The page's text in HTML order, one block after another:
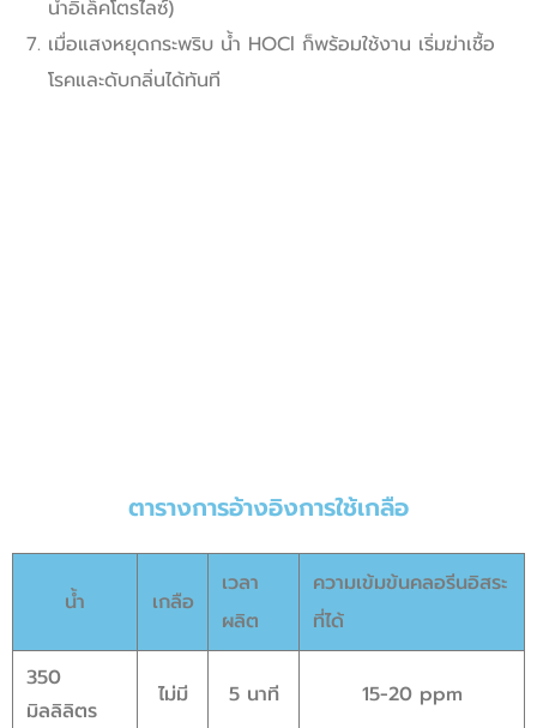
น้ำอิเล็คโตรไลซ์)
เมื่อแสงหยุดกระพริบ น้ำ HOCl ก็พร้อมใช้งาน เริ่มฆ่าเชื้อ
โรคและดับกลิ่นได้ทันที
ตารางการอ้างอิงการใช้เกลือ
น้ำ เกลือ
เวลา
ผลิต
ความเข้มข้นคลอรีนอิสระ
ที่ได้
350
มิลลิลิตร
ไม่มี 5 นาที 15-20 ppm